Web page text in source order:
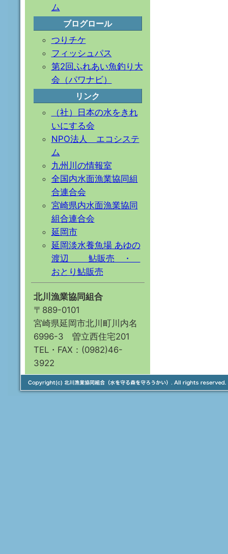
ム
ブログロール
つりチケ
フィッシュパス
第2回ふれあい魚釣り大
会（パワナビ）
リンク
（社）日本の水をきれ
いにする会
NPO法人 エコシステ
ム
九州川の情報室
全国内水面漁業協同組
合連合会
宮崎県内水面漁業協同
組合連合会
延岡市
延岡淡水養魚場 あゆの
渡辺 鮎販売 ・
おとり鮎販売
北川漁業協同組合
〒889-0101
宮崎県延岡市北川町川内名
6996-3 曽立西住宅201
TEL・FAX：(0982)46-
3922